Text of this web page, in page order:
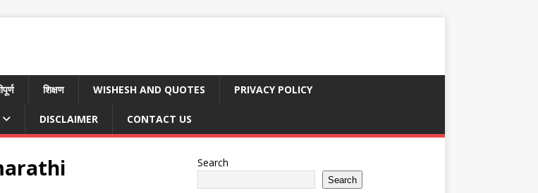
शिक्षण WISHESH AND QUOTES PRIVACY POLICY
DISCLAIMER CONTACT US
Search
Search